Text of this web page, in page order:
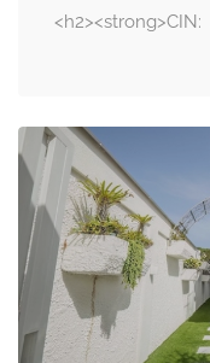
<h2><strong>CIN: